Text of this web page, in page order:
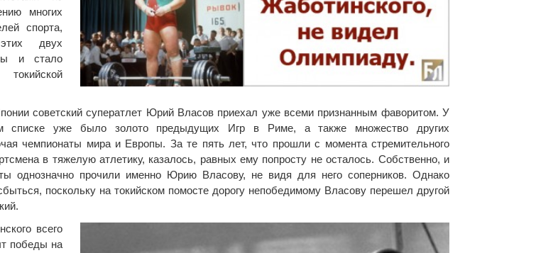
многих
спорта,
двух
и стало
советский суператлет Юрий Власов приехал уже всеми признанным фаворитом. У
списке уже было золото предыдущих Игр в Риме, а также множество других
чемпионаты мира и Европы. За те пять лет, что прошли с момента стремительного
в тяжелую атлетику, казалось, равных ему попросту не осталось. Собственно, и
однозначно прочили именно Юрию Власову, не видя для него соперников. Однако
поскольку на токийском помосте дорогу непобедимому Власову перешел другой
всего
победы на